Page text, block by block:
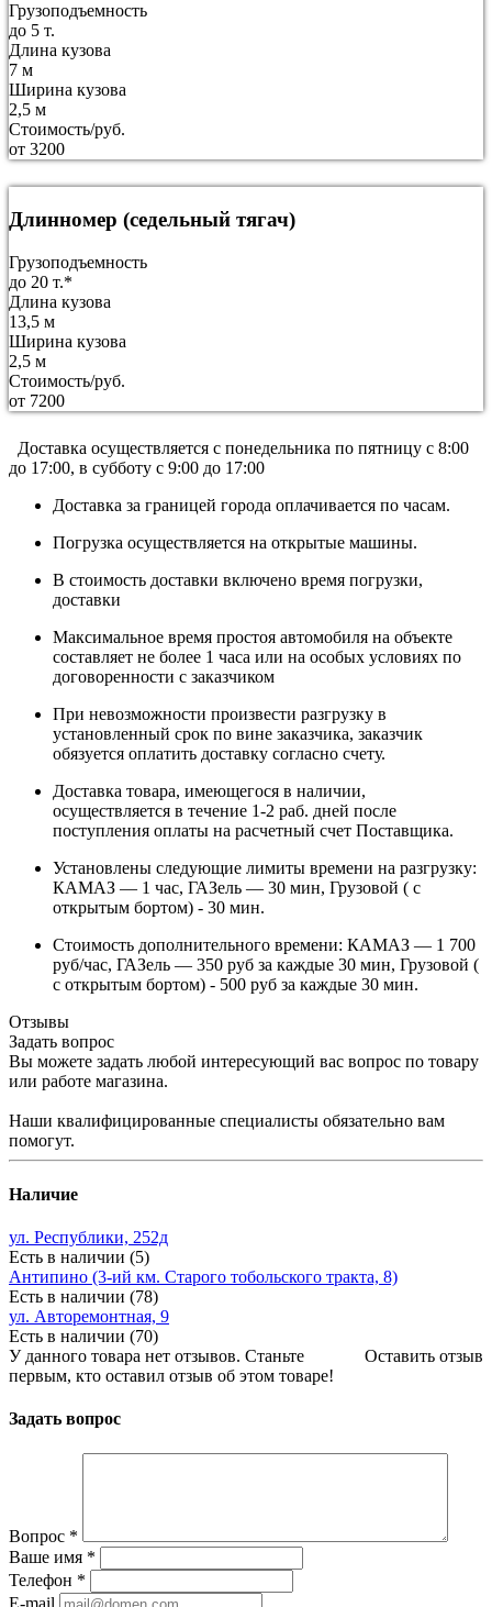
Грузоподъемность
до 5 т.
Длина кузова
7 м
Ширина кузова
2,5 м
Стоимость/руб.
от 3200
Длинномер (седельный тягач)
Грузоподъемность
до 20 т.*
Длина кузова
13,5 м
Ширина кузова
2,5 м
Стоимость/руб.
от 7200
Доставка осуществляется c понедельника по пятницу с 8:00
до 17:00, в субботу с 9:00 до 17:00
Доставка за границей города оплачивается по часам.
Погрузка осуществляется на открытые машины.
В стоимость доставки включено время погрузки,
доставки
Максимальное время простоя автомобиля на объекте
составляет не более 1 часа или на особых условиях по
договоренности с заказчиком
При невозможности произвести разгрузку в
установленный срок по вине заказчика, заказчик
обязуется оплатить доставку согласно счету.
Доставка товара, имеющегося в наличии,
осуществляется в течение 1-2 раб. дней после
поступления оплаты на расчетный счет Поставщика.
Установлены следующие лимиты времени на разгрузку:
КАМАЗ — 1 час, ГАЗель — 30 мин, Грузовой ( с
открытым бортом) - 30 мин.
Стоимость дополнительного времени: КАМАЗ — 1 700
руб/час, ГАЗель — 350 руб за каждые 30 мин, Грузовой (
с открытым бортом) - 500 руб за каждые 30 мин.
Отзывы
Задать вопрос
Вы можете задать любой интересующий вас вопрос по товару
или работе магазина.
Наши квалифицированные специалисты обязательно вам
помогут.
Наличие
ул. Республики, 252д
Есть в наличии (5)
Антипино (3-ий км. Старого тобольского тракта, 8)
Есть в наличии (78)
ул. Авторемонтная, 9
Есть в наличии (70)
Оставить отзыв
У данного товара нет отзывов. Станьте
первым, кто оставил отзыв об этом товаре!
Задать вопрос
Вопрос *
Ваше имя *
Телефон *
E-mail